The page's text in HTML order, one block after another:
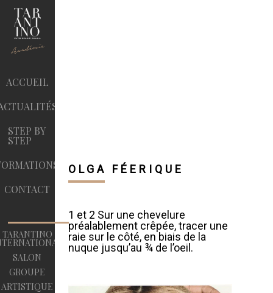
ACCUEIL
STEP BY
STEP
CONTACT
TARANTINO
SALON
GROUPE
ARTISTIQUE
OLGA FÉERIQUE
1 et 2 Sur une chevelure
préalablement crêpée, tracer une
raie sur le côté, en biais de la
nuque jusqu’au ¾ de l’oeil.